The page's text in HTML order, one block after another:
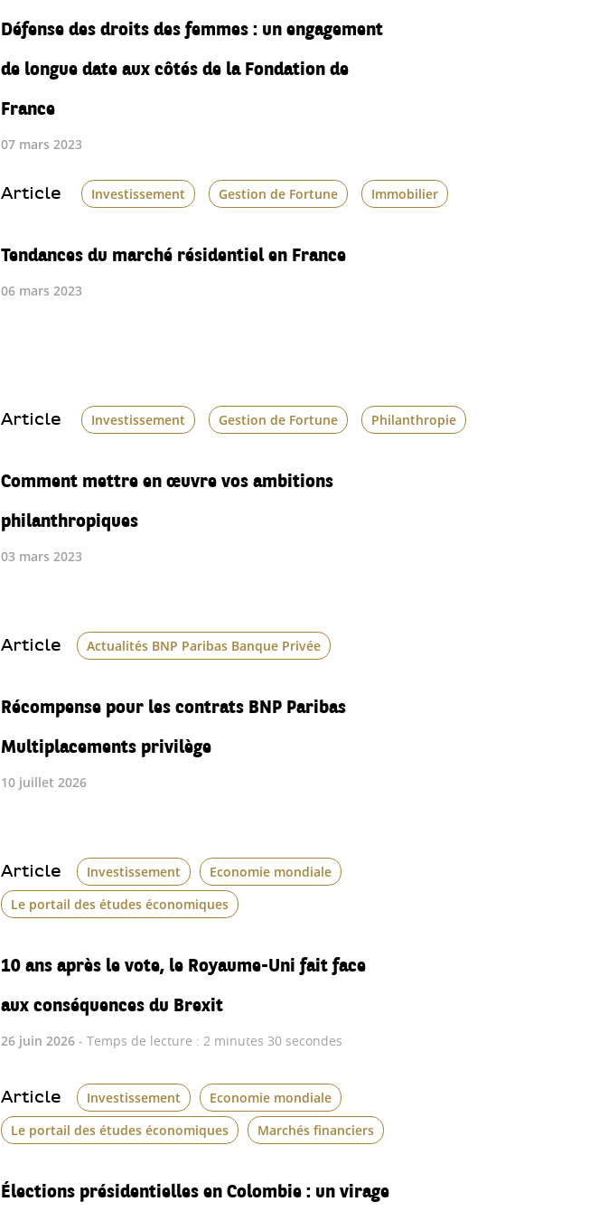
Défense des droits des femmes : un engagement
de longue date aux côtés de la Fondation de
France
07 mars 2023
Article Investissement Gestion de Fortune Immobilier
Tendances du marché résidentiel en France
06 mars 2023
Article Investissement Gestion de Fortune Philanthropie
Comment mettre en œuvre vos ambitions
philanthropiques
03 mars 2023
Article Actualités BNP Paribas Banque Privée
Récompense pour les contrats BNP Paribas
Multiplacements privilège
10 juillet 2026
Article Investissement
Economie mondiale
Le portail des études économiques
10 ans après le vote, le Royaume-Uni fait face
aux conséquences du Brexit
26 juin 2026 - Temps de lecture : 2 minutes 30 secondes
Article Investissement
Economie mondiale
Le portail des études économiques
Marchés financiers
Élections présidentielles en Colombie : un virage